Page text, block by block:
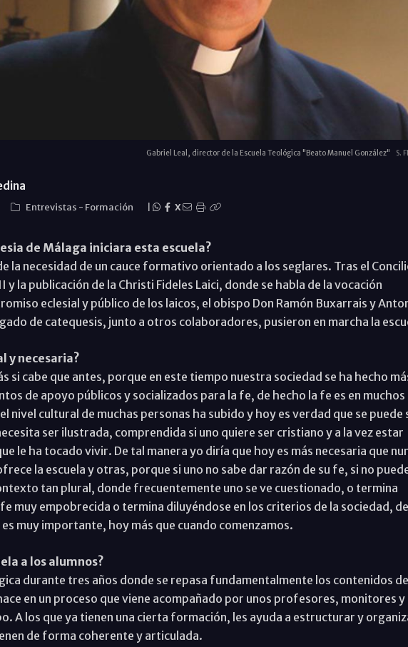
Gabriel Leal, director de la Escuela Teológica "Beato Manuel González" S.
Entrevistas - Formación X
de Málaga iniciara esta escuela?
la necesidad de un cauce formativo orientado a los seglares. Tras el
y la publicación de la Christi Fideles Laici, donde se habla de la vocación
eclesial y público de los laicos, el obispo Don Ramón Buxarrais y
de catequesis, junto a otros colaboradores, pusieron en marcha la
y necesaria?
si cabe que antes, porque en este tiempo nuestra sociedad se ha hecho
de apoyo públicos y socializados para la fe, de hecho la fe es en muchos
nivel cultural de muchas personas ha subido y hoy es verdad que se puede
ser ilustrada, comprendida si uno quiere ser cristiano y a la vez estar
le ha tocado vivir. De tal manera yo diría que hoy es más necesaria que
la escuela y otras, porque si uno no sabe dar razón de su fe, si no
tan plural, donde frecuentemente uno se ve cuestionado, o termina
muy empobrecida o termina diluyéndose en los criterios de la sociedad,
muy importante, hoy más que cuando comenzamos.
a los alumnos?
durante tres años donde se repasa fundamentalmente los contenidos
en un proceso que viene acompañado por unos profesores, monitores y
A los que ya tienen una cierta formación, les ayuda a estructurar y
de forma coherente y articulada.